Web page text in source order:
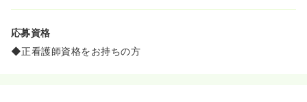
上げ寮があります！
ー★女性には嬉しいポイントの詰まった物件です♪
◆遠方からの転居はもちろん、神奈川県内からのご転居に
も入寮が可能です。
応募資格
◆正看護師資格をお持ちの方